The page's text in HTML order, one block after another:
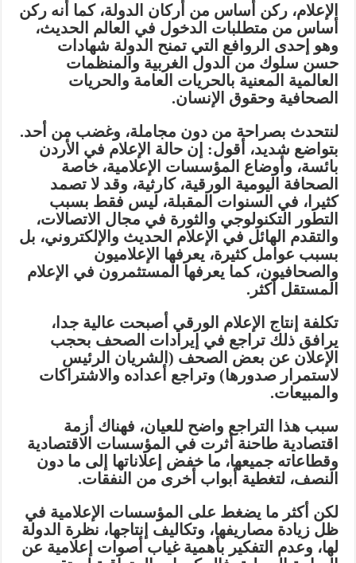
الإعلام، ركن أساس من أركان الدولة، كما أنه ركن
أساس من متطلبات الدخول في العالم الحديث،
وهو إحدى الروافع التي تمنح الدولة شهادات
حسن سلوك من الدول الغربية والمنظمات
العالمية المعنية بالحريات العامة والحريات
الصحافية وحقوق الإنسان.
لنتحدث بصراحة من دون مجاملة، وغضب من أحد.
بتواضع شديد، أقول: إن حالة الإعلام في الأردن
بائسة، وأوضاع المؤسسات الإعلامية، خاصة
الصحافة اليومية الورقية، كارثية، وقد لا تصمد
كثيرا، في السنوات المقبلة، ليس فقط بسبب
التطور التكنولوجي والثورة في مجال الاتصالات،
والتقدم الهائل في الإعلام الحديث والإلكتروني، بل
بسبب عوامل كثيرة، يعرفها الإعلاميون
والصحافيون، كما يعرفها المستثمرون في الإعلام
المستقل أكثر .
تكلفة إنتاج الإعلام الورقي أصبحت عالية جدا،
يرافق ذلك تراجع في إيرادات الصحف بحجب
الإعلان عن بعض الصحف (الشريان الرئيس
لاستمرار صدورها) وتراجع أعداده والاشتراكات
والمبيعات.
سبب هذا التراجع واضح للعيان، فهناك أزمة
اقتصادية طاحنة أثرت في المؤسسات الاقتصادية
وقطاعاته جميعها، ما خفض إعلاناتها إلى ما دون
النصف، لتغطية أبواب أخرى من النفقات.
لكن أكثر ما يضغط على المؤسسات الإعلامية في
ظل زيادة مصاريفها، وتكاليف إنتاجها، نظرة الدولة
لها، وعدم التفكير بأهمية غياب أصوات إعلامية عن